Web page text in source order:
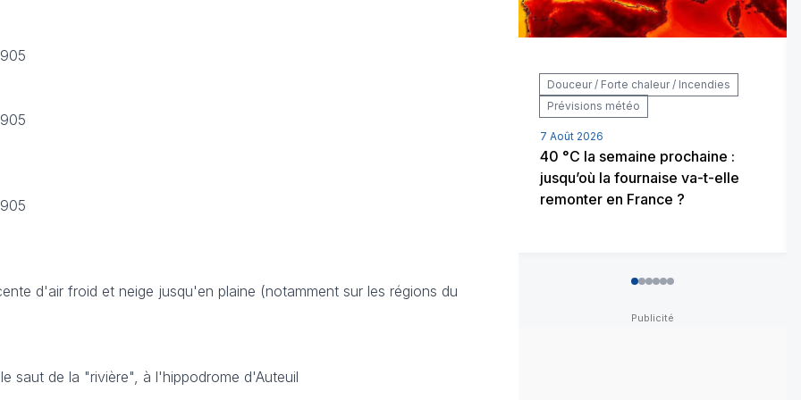
d'air froid et neige jusqu'en plaine (notamment sur les régions du
saut de la "rivière", à l'hippodrome d'Auteuil
Douceur / Forte chaleur / Incendies
Prévisions météo
7 Août 2026
40 °C la semaine prochaine :
jusqu’où la fournaise va-t-elle
remonter en France ?
012345